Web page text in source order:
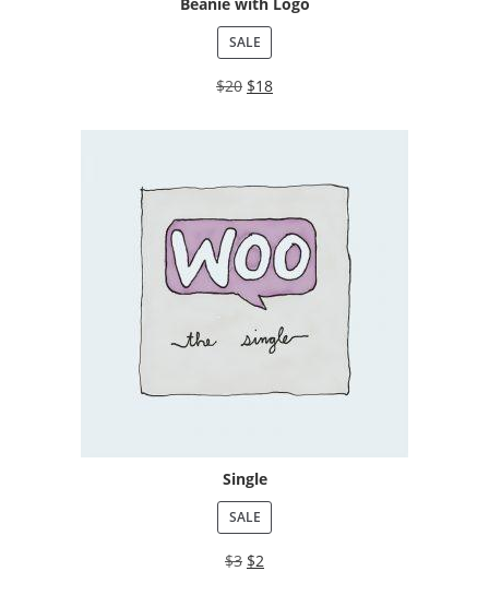
SALE
$20 $18
Single
SALE
$3 $2